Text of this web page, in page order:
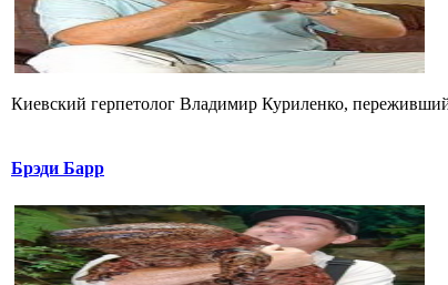
Киевский герпетолог Владимир Куриленко,
Брэди Барр